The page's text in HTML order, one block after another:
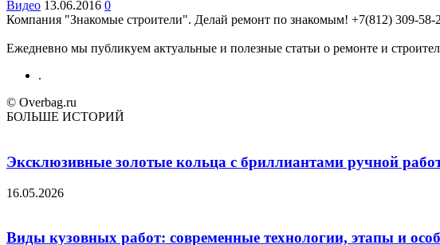
Видео 13.06.2016 0
Компания "Знакомые строители". Делай ремонт по знакомым! +7(812) 309-58-
Ежедневно мы публикуем актуальные и полезные статьи о ремонте и
.
© Overbag.ru
БОЛЬШЕ ИСТОРИЙ
Эксклюзивные золотые кольца с бриллиантами ручной
16.05.2026
Виды кузовных работ: современные технологии, этапы и